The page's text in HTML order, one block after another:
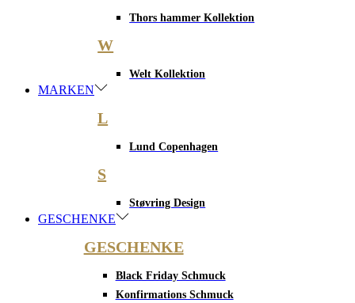
Thors hammer Kollektion
W
Welt Kollektion
MARKEN
L
Lund Copenhagen
S
Støvring Design
GESCHENKE
GESCHENKE
Black Friday Schmuck
Konfirmations Schmuck